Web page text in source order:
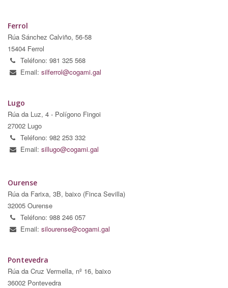
Ferrol
Rúa Sánchez Calviño, 56-58
15404 Ferrol
Teléfono: 981 325 568
Email: silferrol@cogami.gal
Lugo
Rúa da Luz, 4 - Polígono Fingoi
27002 Lugo
Teléfono: 982 253 332
Email: sillugo@cogami.gal
Ourense
Rúa da Farixa, 3B, baixo (Finca Sevilla)
32005 Ourense
Teléfono: 988 246 057
Email: silourense@cogami.gal
Pontevedra
Rúa da Cruz Vermella, nº 16, baixo
36002 Pontevedra